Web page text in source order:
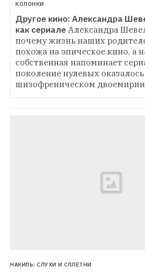
КОЛОНКИ
Другое кино: Александра
как сериалеАлександра
почему жизнь наших
похожа на эпическое кино, а
собственная напоминает
поколение нулевых оказалось
шизофреническом
НАКИПЬ: СЛУХИ И СПЛЕТНИ